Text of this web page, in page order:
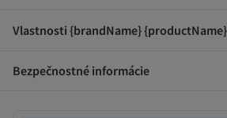
Vlastnosti {brandName} {productName}
Bezpečnostné informácie